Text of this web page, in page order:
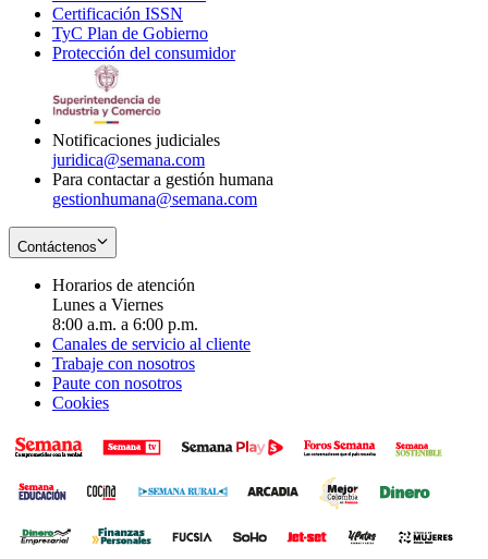
new
window
Certificación ISSN
in
new
TyC Plan de Gobierno
in
Protección del consumidorOpens
Notificaciones judiciales
juridica@semana.com
Para contactar a gestión humana
gestionhumana@semana.com
Contáctenos
Horarios de atención
Lunes a Viernes
8:00 a.m. a 6:00 p.m.
Canales de servicio al cliente
Trabaje con nosotros
Paute con nosotros
Cookies